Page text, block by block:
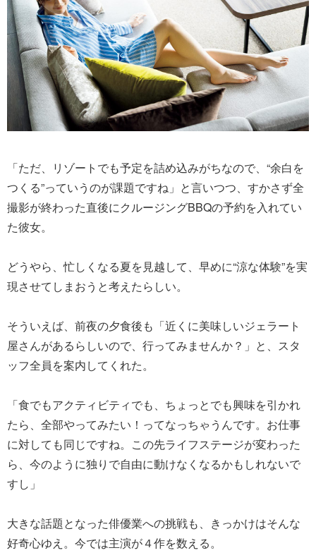
「ただ、リゾートでも予定を詰め込みがちなので、“余白を
つくる”っていうのが課題ですね」と言いつつ、すかさず全
撮影が終わった直後にクルージングBBQの予約を入れてい
た彼女。
どうやら、忙しくなる夏を見越して、早めに“涼な体験”を実
現させてしまおうと考えたらしい。
そういえば、前夜の夕食後も「近くに美味しいジェラート
屋さんがあるらしいので、行ってみませんか？」と、スタ
ッフ全員を案内してくれた。
「食でもアクティビティでも、ちょっとでも興味を引かれ
たら、全部やってみたい！ってなっちゃうんです。お仕事
に対しても同じですね。この先ライフステージが変わった
ら、今のように独りで自由に動けなくなるかもしれないで
すし」
大きな話題となった俳優業への挑戦も、きっかけはそんな
好奇心ゆえ。今では主演が４作を数える。